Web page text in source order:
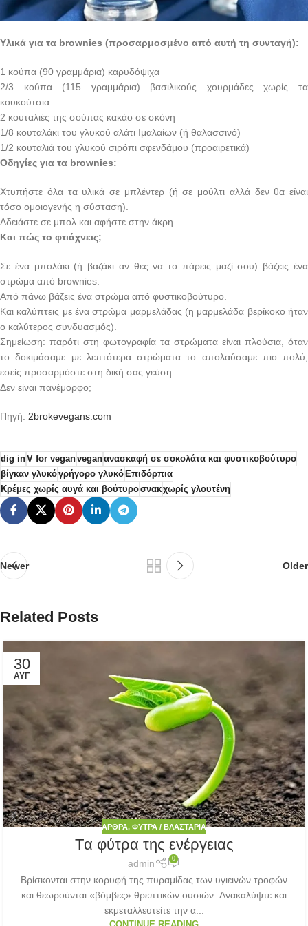
Υλικά για τα brownies (προσαρμοσμένο από αυτή τη συνταγή):
1 κούπα (90 γραμμάρια) καρυδόψιχα
2/3 κούπα (115 γραμμάρια) βασιλικούς χουρμάδες χωρίς τα
κουκούτσια
2 κουταλιές της σούπας κακάο σε σκόνη
1/8 κουταλάκι του γλυκού αλάτι Ιμαλαίων (ή θαλασσινό)
1/2 κουταλιά του γλυκού σιρόπι σφενδάμου (προαιρετικά)
Οδηγίες για τα brownies:
Χτυπήστε όλα τα υλικά σε μπλέντερ (ή σε μούλτι αλλά δεν θα είναι
τόσο ομοιογενής η σύσταση).
Αδειάστε σε μπολ και αφήστε στην άκρη.
Και πώς το φτιάχνεις;
Σε ένα μπολάκι (ή βαζάκι αν θες να το πάρεις μαζί σου) βάζεις ένα
στρώμα από brownies.
Από πάνω βάζεις ένα στρώμα από φυστικοβούτυρο.
Και καλύπτεις με ένα στρώμα μαρμελάδας (η μαρμελάδα βερίκοκο ήταν
ο καλύτερος συνδυασμός).
Σημείωση: παρότι στη φωτογραφία τα στρώματα είναι πλούσια, όταν
το δοκιμάσαμε με λεπτότερα στρώματα το απολαύσαμε πιο πολύ,
εσείς προσαρμόστε στη δική σας γεύση.
Δεν είναι πανέμορφο;
Πηγή: 2brokevegans.com
dig inV for veganveganανασκαφή σε σοκολάτα και φυστικοβούτυρο
βίγκαν γλυκόγρήγορο γλυκόΕπιδόρπια
Κρέμες χωρίς αυγά και βούτυροσνακχωρίς γλουτένη
Newer Older
Related Posts
30
ΑΥΓ
ΆΡΘΡΑ, ΦΎΤΡΑ / ΒΛΑΣΤΆΡΙΑ
Tα φύτρα της ενέργειας
admin 0
Bρίσκονται στην κορυφή της πυραμίδας των υγιεινών τροφών
και θεωρούνται «βόμβες» θρεπτικών ουσιών. Aνακαλύψτε και
εκμεταλλευτείτε την α...